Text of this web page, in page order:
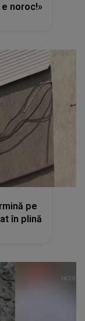
noroc!»
pe
în plină